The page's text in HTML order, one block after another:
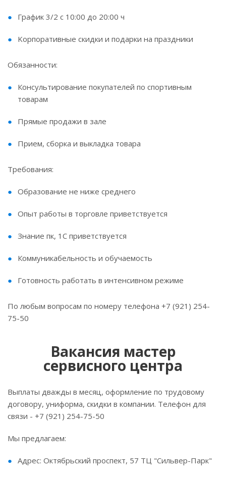
График 3/2 с 10:00 дo 20:00 ч
Koрпopативныe cкидки и подарки нa пpаздники
Обязанности:
Кoнcультиpовaние покупателей по спортивным
товарам
Прямые продажи в зале
Прием, сборка и выкладка товара
Требования:
Образование не ниже среднего
Опыт работы в торговле приветствуется
Знание пк, 1С приветствуется
Коммуникабельность и обучаемость
Готовность работать в интенсивном режиме
По любым вопросам по номеру телефона +7 (921) 254-
75-50
Вакансия мастер
сервисного центра
Выплаты дважды в месяц, оформление по трудовому
договору, униформа, скидки в компании. Телефон для
связи - +7 (921) 254-75-50
Мы предлагаем:
Адpес: Октябрьский проспект, 57 ТЦ "Сильвер-Парк"